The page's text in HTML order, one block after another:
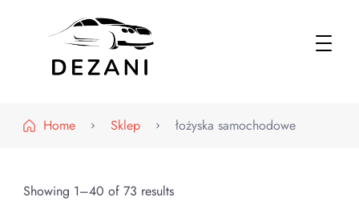
Home
Sklep łożyska samochodowe
Showing 1–40 of 73 results